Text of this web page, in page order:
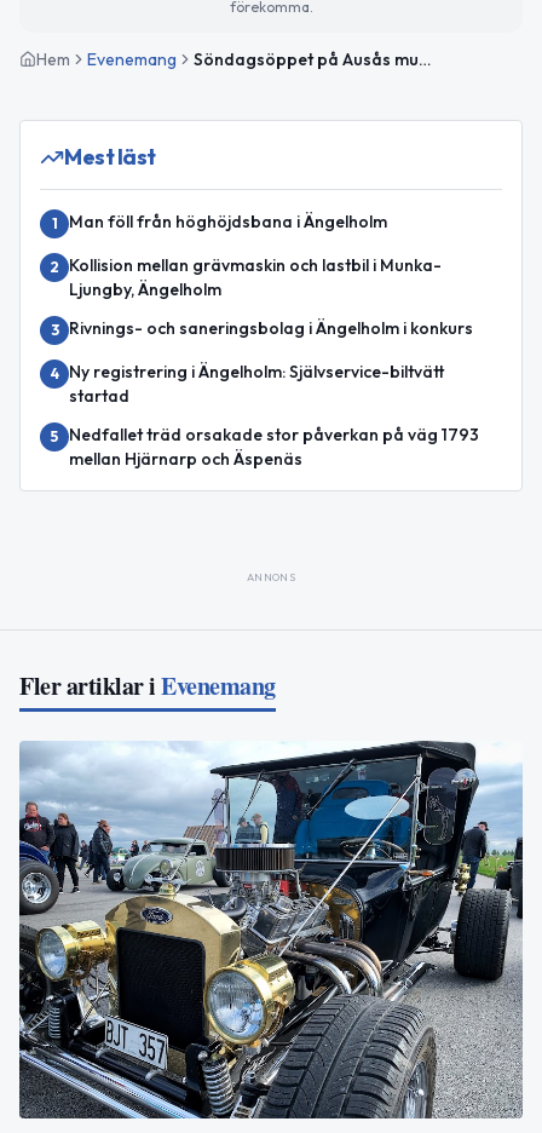
förekomma.
Hem Evenemang Söndagsöppet på Ausås museum
Mest läst
1 Man föll från höghöjdsbana i Ängelholm
2
Kollision mellan grävmaskin och lastbil i Munka-
Ljungby, Ängelholm
3 Rivnings- och saneringsbolag i Ängelholm i konkurs
4
Ny registrering i Ängelholm: Självservice-biltvätt
startad
5
Nedfallet träd orsakade stor påverkan på väg 1793
mellan Hjärnarp och Äspenäs
ANNONS
Fler artiklar iEvenemang